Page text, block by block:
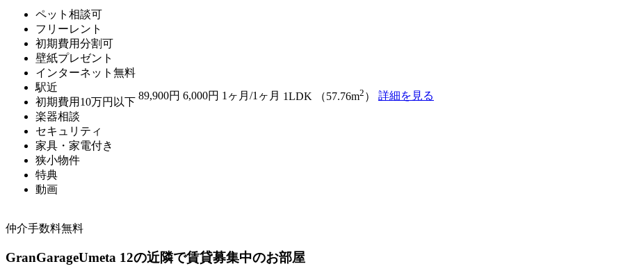
ペット相談可
フリーレント
初期費用分割可
壁紙プレゼント
インターネット無料
駅近
初期費用10万円以下
楽器相談
セキュリティ
家具・家電付き
狭小物件
特典
動画
89,900円 6,000円 1ヶ月/1ヶ月 1LDK （57.76m2 ） 詳細を見る
仲介手数料無料
GranGarageUmeta 12の近隣で賃貸募集中のお部屋